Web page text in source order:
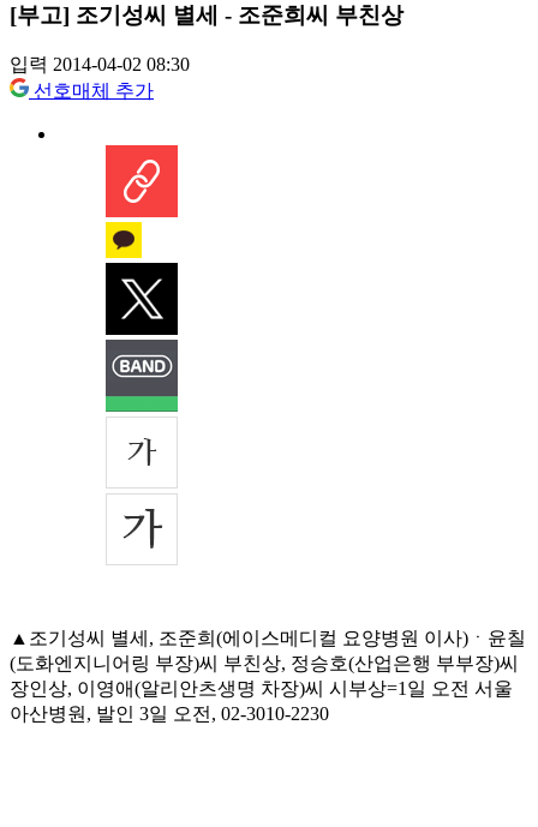
[부고] 조기성씨 별세 - 조준희씨 부친상
입력 2014-04-02 08:30
선호매체 추가
▲조기성씨 별세, 조준희(에이스메디컬 요양병원 이사)ㆍ윤칠
(도화엔지니어링 부장)씨 부친상, 정승호(산업은행 부부장)씨
장인상, 이영애(알리안츠생명 차장)씨 시부상=1일 오전 서울
아산병원, 발인 3일 오전, 02-3010-2230